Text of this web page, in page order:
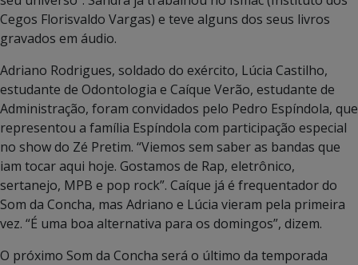
Cegos Florisvaldo Vargas) e teve alguns dos seus livros
gravados em áudio.
Adriano Rodrigues, soldado do exército, Lúcia Castilho,
estudante de Odontologia e Caíque Verão, estudante de
Administração, foram convidados pelo Pedro Espíndola, que
representou a família Espíndola com participação especial
no show do Zé Pretim. “Viemos sem saber as bandas que
iam tocar aqui hoje. Gostamos de Rap, eletrônico,
sertanejo, MPB e pop rock”. Caíque já é frequentador do
Som da Concha, mas Adriano e Lúcia vieram pela primeira
vez. “É uma boa alternativa para os domingos”, dizem.
O próximo Som da Concha será o último da temporada